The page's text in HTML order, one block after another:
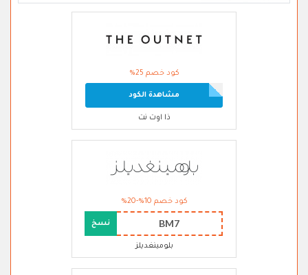
كود خصم 25%
مشاهدة الكود
ذا اوت نت
كود خصم 10%-20%
BM7 نسخ
بلومينغديلز